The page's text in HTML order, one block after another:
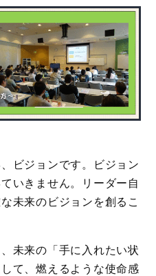
ビジョンです。ビジョン
いきません。リーダー自
未来のビジョンを創るこ
未来の「手に入れたい状
て、燃えるような使命感